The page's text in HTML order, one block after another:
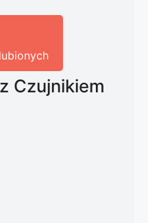
Czujnikiem